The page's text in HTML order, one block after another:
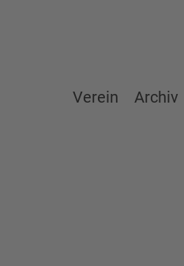
Verein Archiv